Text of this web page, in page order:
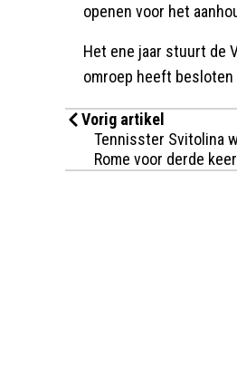
openen voor het
Het ene jaar stuurt de
omroep heeft besloten
Vorig artikel
Tennisster Svitolina
Rome voor derde keer